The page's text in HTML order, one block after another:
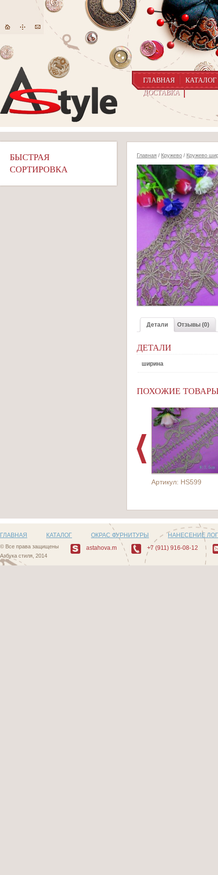
ГЛАВНАЯ
КАТАЛОГ
ДОСТАВКА
БЫСТРАЯ
СОРТИРОВКА
Главная / Кружево / Кружево
Детали Отзывы (0)
ДЕТАЛИ
ширина
ПОХОЖИЕ
Артикул: HS599
ГЛАВНАЯ КАТАЛОГ ОКРАС ФУРНИТУРЫ НАНЕСЕНИЕ
© Все права защищены
Азбука стиля, 2014
astahova.m +7 (911) 916-08-12